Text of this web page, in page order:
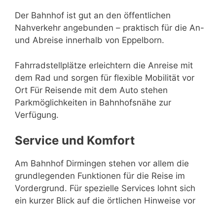
Der Bahnhof ist gut an den öffentlichen
Nahverkehr angebunden – praktisch für die An-
und Abreise innerhalb von Eppelborn.
Fahrradstellplätze erleichtern die Anreise mit
dem Rad und sorgen für flexible Mobilität vor
Ort Für Reisende mit dem Auto stehen
Parkmöglichkeiten in Bahnhofsnähe zur
Verfügung.
Service und Komfort
Am Bahnhof Dirmingen stehen vor allem die
grundlegenden Funktionen für die Reise im
Vordergrund. Für spezielle Services lohnt sich
ein kurzer Blick auf die örtlichen Hinweise vor